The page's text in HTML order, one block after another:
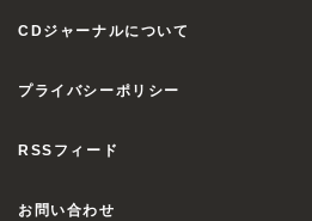
CDジャーナルについて
プライバシーポリシー
RSSフィード
お問い合わせ